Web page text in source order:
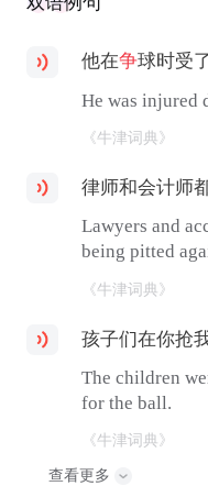
他在争球时受
He was injured
《牛津词典》
律师和会计师
Lawyers and
being pitted
《牛津词典》
孩子们在你抢
The children
for the ball.
《牛津词典》
查看更多